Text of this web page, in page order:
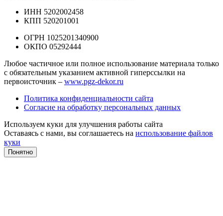
ИНН 5202002458
КПП 520201001
ОГРН 1025201340900
ОКПО 05292444
Любое частичное или полное использование материала только
с обязательным указанием активной гиперссылки на
первоисточник – www.pgz-dekor.ru
Политика конфиденциальности сайта
Согласие на обработку персональных данных
Используем куки для улучшения работы сайта
Оставаясь с нами, вы соглашаетесь на использование файлов
куки
Понятно